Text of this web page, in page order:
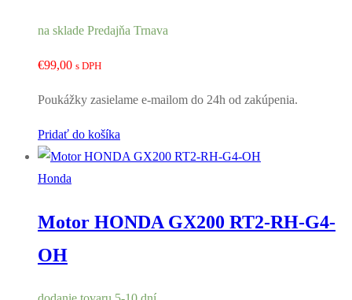
na sklade Predajňa Trnava
€99,00 s DPH
Poukážky zasielame e-mailom do 24h od zakúpenia.
Pridať do košíka
Honda
Motor HONDA GX200 RT2-RH-G4-
OH